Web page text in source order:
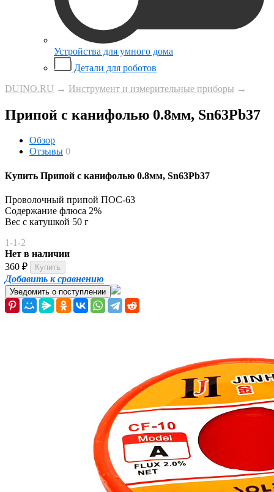
Устройства для умного дома
Детали для роботов
DUINO.RU → Инструмент и измерительные приборы →
Припой с канифолью 0.8мм, Sn63Pb37
Обзор
Отзывы 0
Купить Припой с канифолью 0.8мм, Sn63Pb37
Проволочный припой ПОС-63
Содержание флюса 2%
Вес с катушкой 50 г
1-1-2
Нет в наличии
360 ₽
Добавить к сравнению
Уведомить о поступлении